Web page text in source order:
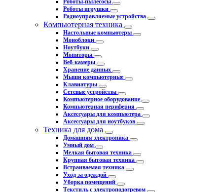
Роботы-пылесосы
Роботы игрушки
Радиоуправляемые устройства
Компьютерная техника
Настольные компьютеры
Моноблоки
Ноутбуки
Мониторы
Веб-камеры
Хранение данных
Мыши компьютерные
Клавиатуры
Сетевые устройства
Компьютерное оборудование
Компьютерная периферия
Аксессуары для компьютера
Аксессуары для ноутбуков
Техника для дома
Домашняя электроника
Умный дом
Мелкая бытовая техника
Крупная бытовая техника
Встраиваемая техника
Уход за одеждой
Уборка помещений
Текстиль с электроподогревом